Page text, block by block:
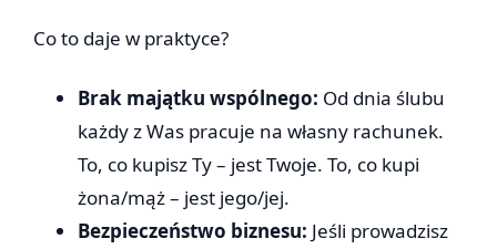
Co to daje w praktyce?
Brak majątku wspólnego: Od dnia ślubu
każdy z Was pracuje na własny rachunek.
To, co kupisz Ty – jest Twoje. To, co kupi
żona/mąż – jest jego/jej.
Bezpieczeństwo biznesu: Jeśli prowadzisz